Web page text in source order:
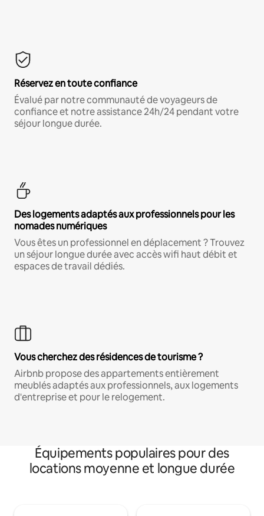
Réservez en toute confiance
Évalué par notre communauté de voyageurs de
confiance et notre assistance 24h/24 pendant votre
séjour longue durée.
Des logements adaptés aux professionnels pour les
nomades numériques
Vous êtes un professionnel en déplacement ? Trouvez
un séjour longue durée avec accès wifi haut débit et
espaces de travail dédiés.
Vous cherchez des résidences de tourisme ?
Airbnb propose des appartements entièrement
meublés adaptés aux professionnels, aux logements
d'entreprise et pour le relogement.
Équipements populaires pour des
locations moyenne et longue durée